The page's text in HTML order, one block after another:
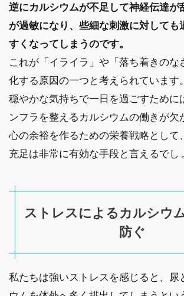
逆にカルシウムが不足して神経伝達が
が過敏になり、些細な刺激に対しても
すくなってしまうのです。
これが「イライラ」や「落ち着きのな
化する原因の一つと考えられています。
穏やかな気持ちで一日を過ごすために
ンフラを整えるカルシウムの働きが欠
心の余裕を作るための栄養戦略として
充足は非常に有効な手段と言えるでし
ストレスによるカルシウ
防ぐ
私たちは強いストレスを感じると、尿